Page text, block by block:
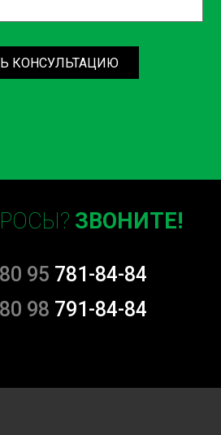
КОНСУЛЬТАЦИЮ
ЗВОНИТЕ!
95 781-84-84
98 791-84-84